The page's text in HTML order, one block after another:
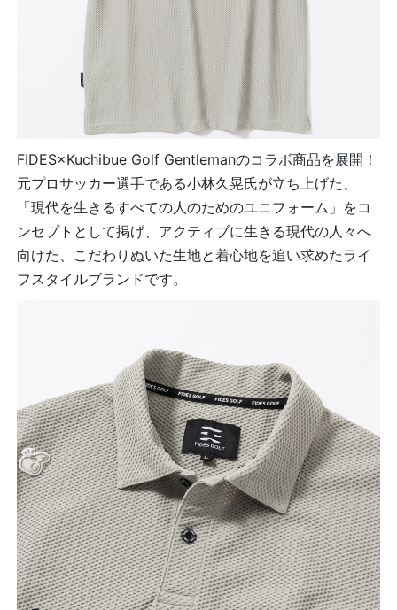
FIDES×Kuchibue Golf Gentlemanのコラボ商品を展開！
元プロサッカー選手である小林久晃氏が立ち上げた、
「現代を生きるすべての人のためのユニフォーム」をコ
ンセプトとして掲げ、アクティブに生きる現代の人々へ
向けた、こだわりぬいた生地と着心地を追い求めたライ
フスタイルブランドです。